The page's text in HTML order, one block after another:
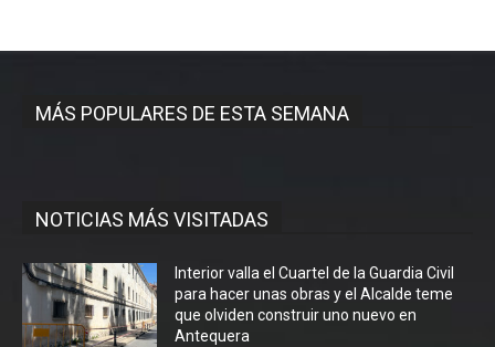
MÁS POPULARES DE ESTA SEMANA
NOTICIAS MÁS VISITADAS
Interior valla el Cuartel de la Guardia Civil
para hacer unas obras y el Alcalde teme
que olviden construir uno nuevo en
Antequera